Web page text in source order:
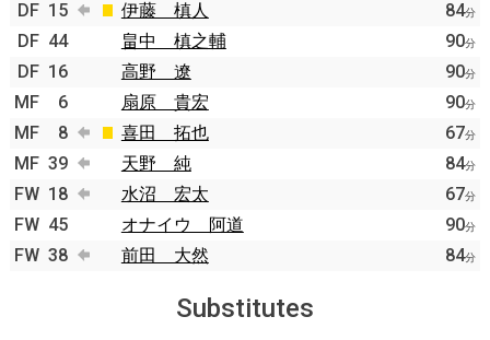
DF 15 伊藤 槙人 84分
DF 44 畠中 槙之輔 90分
DF 16 高野 遼 90分
MF 6 扇原 貴宏 90分
MF 8 喜田 拓也 67分
MF 39 天野 純 84分
FW 18 水沼 宏太 67分
FW 45 オナイウ 阿道 90分
FW 38 前田 大然 84分
Substitutes